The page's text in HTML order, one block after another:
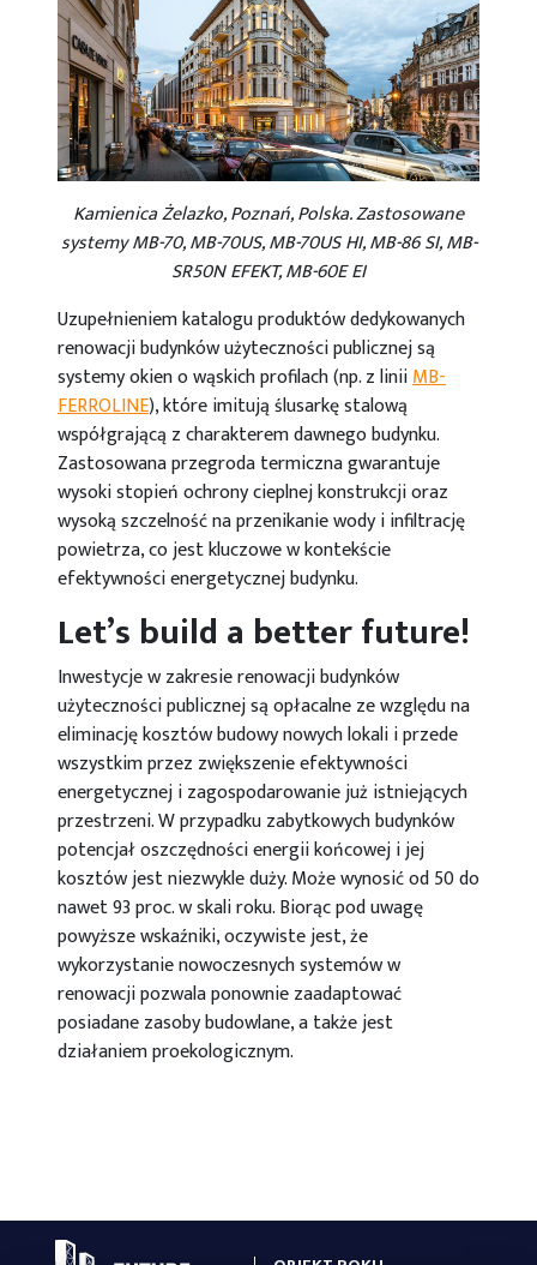
Kamienica Żelazko, Poznań, Polska. Zastosowane
systemy MB-70, MB-70US, MB-70US HI, MB-86 SI, MB-
SR50N EFEKT, MB-60E EI
Uzupełnieniem katalogu produktów dedykowanych
renowacji budynków użyteczności publicznej są
systemy okien o wąskich profilach (np. z liniiMB-
FERROLINE), które imitują ślusarkę stalową
współgrającą z charakterem dawnego budynku.
Zastosowana przegroda termiczna gwarantuje
wysoki stopień ochrony cieplnej konstrukcji oraz
wysoką szczelność na przenikanie wody i infiltrację
powietrza, co jest kluczowe w kontekście
efektywności energetycznej budynku.
Let’s build a better future!
Inwestycje w zakresie renowacji budynków
użyteczności publicznej są opłacalne ze względu na
eliminację kosztów budowy nowych lokali i przede
wszystkim przez zwiększenie efektywności
energetycznej i zagospodarowanie już istniejących
przestrzeni. W przypadku zabytkowych budynków
potencjał oszczędności energii końcowej i jej
kosztów jest niezwykle duży. Może wynosić od 50 do
nawet 93 proc. w skali roku. Biorąc pod uwagę
powyższe wskaźniki, oczywiste jest, że
wykorzystanie nowoczesnych systemów w
renowacji pozwala ponownie zaadaptować
posiadane zasoby budowlane, a także jest
działaniem proekologicznym.